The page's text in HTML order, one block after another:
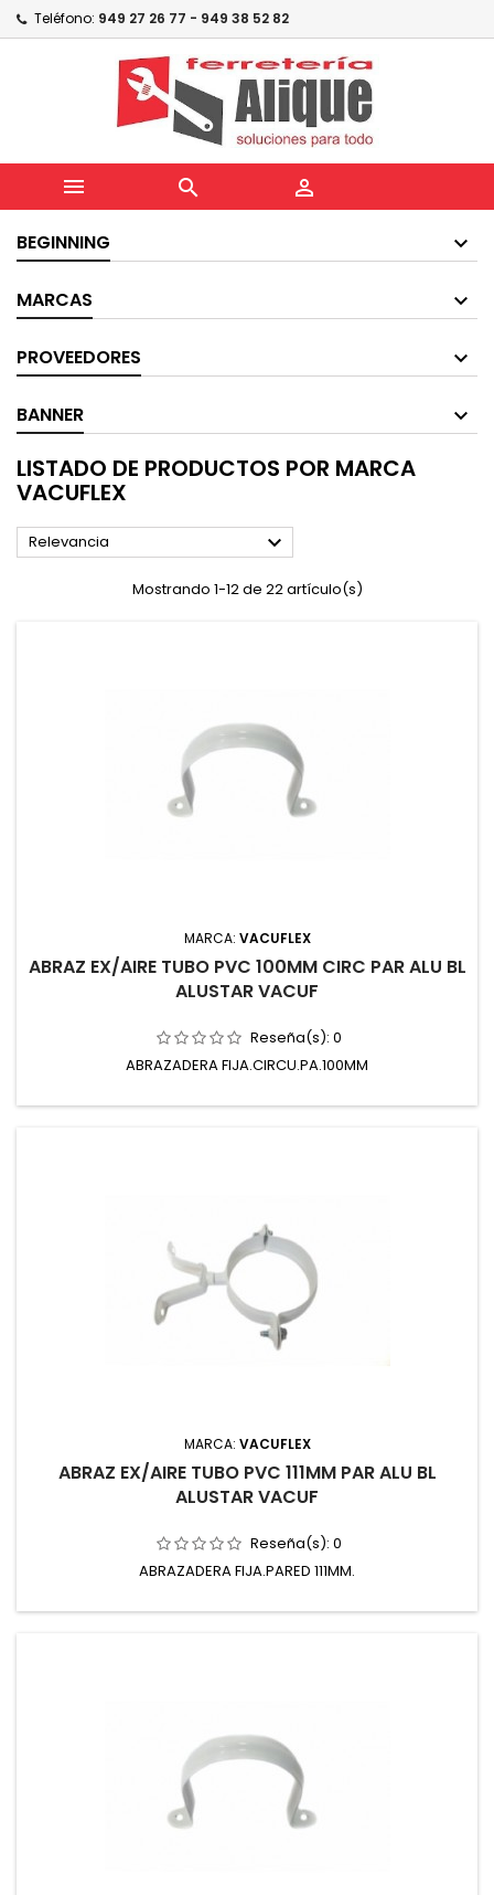
Teléfono: 949 27 26 77 - 949 38 52 82
  
BEGINNING
MARCAS
PROVEEDORES
BANNER
LISTADO DE PRODUCTOS POR MARCA
VACUFLEX
Relevancia 
Mostrando 1-12 de 22 artículo(s)
MARCA: VACUFLEX
ABRAZ EX/AIRE TUBO PVC 100MM CIRC PAR ALU BL
ALUSTAR VACUF
Reseña(s): 0
ABRAZADERA FIJA.CIRCU.PA.100MM
MARCA: VACUFLEX
ABRAZ EX/AIRE TUBO PVC 111MM PAR ALU BL
ALUSTAR VACUF
Reseña(s): 0
ABRAZADERA FIJA.PARED 111MM.